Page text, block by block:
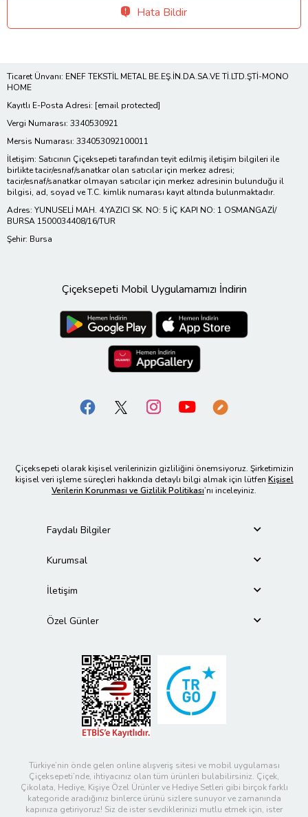
Hata Bildir
Ticaret Ünvanı: ENEF TEKSTİL METAL BE.EŞ.İN.DA.SA.VE Tİ.LTD.ŞTİ-MONO
HOME
Kayıtlı E-Posta Adresi: [email protected]
Vergi Numarası: 3340530921
Mersis Numarası: 334053092100011
İletişim: Satıcının Çiçeksepeti tarafından teyit edilmiş iletişim bilgileri ile
birlikte tacir/esnaf/sanatkar olan satıcılar için merkez adresi;
tacir/esnaf/sanatkar olmayan satıcılar için merkez adresinin bulunduğu il
bilgisi, ad, soyad ve T.C. kimlik numarası kayıt altında bulunmaktadır.
Adres: YUNUSELİ MAH. 4.YAZICI SK. NO: 5 İÇ KAPI NO: 1 OSMANGAZİ/
BURSA 1500034408/16/TUR
Şehir: Bursa
Çiçeksepeti Mobil Uygulamamızı İndirin
Çiçeksepeti olarak kişisel verilerinizin gizliliğini önemsiyoruz. Şirketimizin
kişisel veri işleme süreçleri hakkında detaylı bilgi almak için lütfen Kişisel
Verilerin Korunması ve Gizlilik Politikası’nı inceleyiniz.
Faydalı Bilgiler
Kurumsal
İletişim
Özel Günler
Türkiye’nin önde gelen online alışveriş sitesi ve mobil uygulaması
Çiçeksepeti’nde, ihtiyacınız olan tüm ürünleri bulabilirsiniz. Çiçek,
Çikolata, Hediye, Kişiye Özel Ürünler ve Hediye Setleri gibi birçok farklı
kategoride aradığınız binlerce ürünü sizlere sunuyor ve zamanında
kapınıza getiriyoruz! Siz de ister sevdiklerinizi mutlu etmek için, ister